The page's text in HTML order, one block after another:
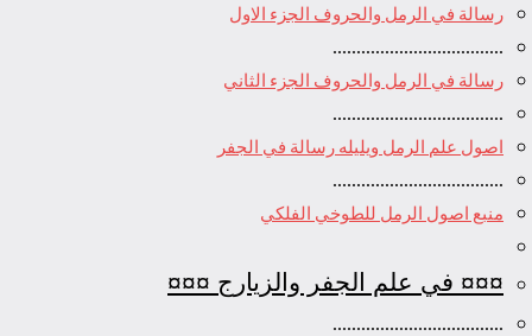
رسالة في الرمل والحروف الجزء الاول
....................................
رسالة في الرمل والحروف الجزء الثاني
....................................
اصول علم الرمل ويليله رسالة في الجفر
....................................
منبع اصول الرمل للطوخي الفلكي
¤¤¤ في علم الجفر والزيارج ¤¤¤
....................................